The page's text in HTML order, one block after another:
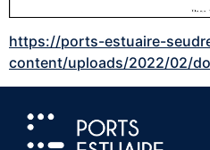
https://ports-estuaire-
content/uploads/2022/02/